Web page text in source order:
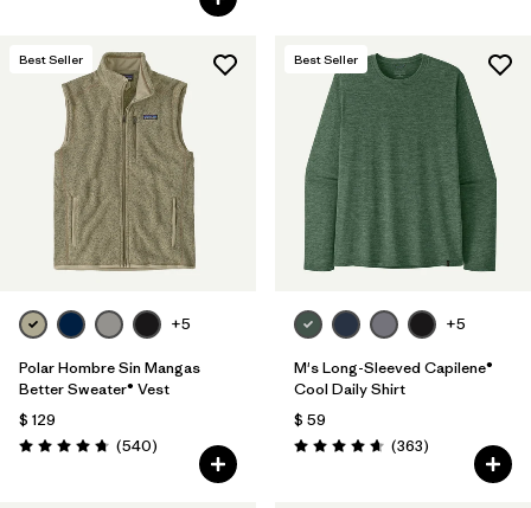
Best Seller
+5
Polar Hombre Sin Mangas
Better Sweater® Vest
$ 129
Valoración: 4.8 / 5
(540Comentarios
)
Best Seller
+5
M's Long-Sleeved Capilene®
Cool Daily Shirt
$ 59
Valoración: 4.7 / 5
(363Comentarios
)